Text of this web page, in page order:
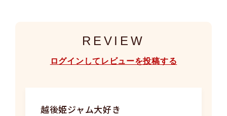
REVIEW
ログインしてレビューを投稿する
越後姫ジャム大好き